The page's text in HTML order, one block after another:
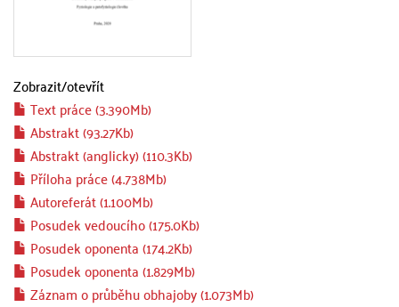
Zobrazit/otevřít
Text práce (3.390Mb)
Abstrakt (93.27Kb)
Abstrakt (anglicky) (110.3Kb)
Příloha práce (4.738Mb)
Autoreferát (1.100Mb)
Posudek vedoucího (175.0Kb)
Posudek oponenta (174.2Kb)
Posudek oponenta (1.829Mb)
Záznam o průběhu obhajoby (1.073Mb)